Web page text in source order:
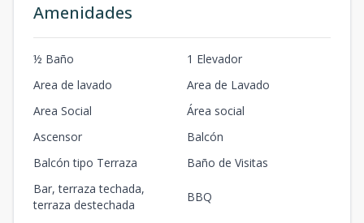
Amenidades
½ Baño
1 Elevador
Area de lavado
Area de Lavado
Area Social
Área social
Ascensor
Balcón
Balcón tipo Terraza
Baño de Visitas
Bar, terraza techada,
terraza destechada
BBQ